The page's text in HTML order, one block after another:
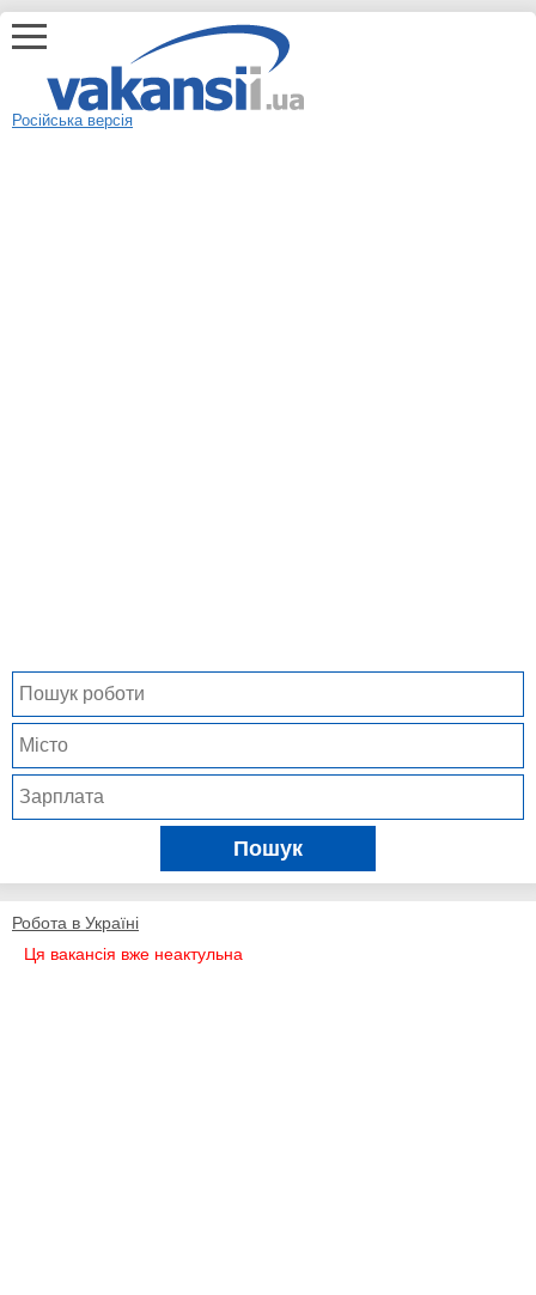
Російська версія
Пошук
Робота в Україні
Ця вакансія вже неактульна